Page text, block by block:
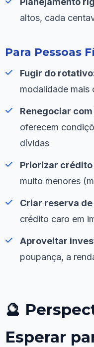
altos, cada
Para Pessoas
Fugir do
modalidade mais
Renegociar
oferecem
dívidas
Priorizar
muito menores
Criar reserva
crédito caro em
Aproveitar
poupança, a
🔮
Esperar